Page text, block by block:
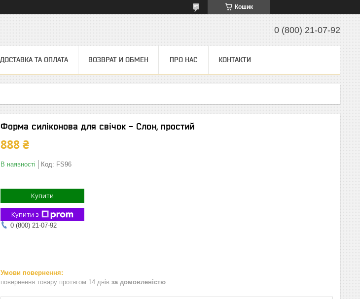
Кошик
0 (800) 21-07-92
ДОСТАВКА ТА ОПЛАТА ВОЗВРАТ И ОБМЕН ПРО НАС КОНТАКТИ
Форма силіконова для свічок - Слон, простий
888 ₴
В наявності Код: FS96
Купити
Купити з
0 (800) 21-07-92
повернення товару протягом 14 днів за домовленістю